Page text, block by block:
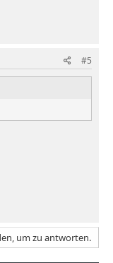
#5
um zu antworten.